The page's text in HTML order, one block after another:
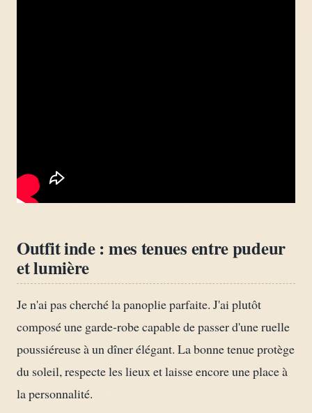
Outfit inde : mes tenues entre pudeur
et lumière
Je n'ai pas cherché la panoplie parfaite. J'ai plutôt
composé une garde-robe capable de passer d'une ruelle
poussiéreuse à un dîner élégant. La bonne tenue protège
du soleil, respecte les lieux et laisse encore une place à
la personnalité.